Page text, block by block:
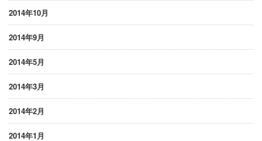
2014年10月
2014年9月
2014年5月
2014年3月
2014年2月
2014年1月